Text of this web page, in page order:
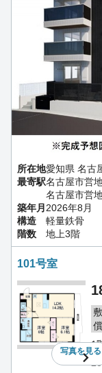
所在地愛知県 名古
最寄駅名古屋市営
名古屋市営
築年月 2026年8月
構造
軽量鉄骨
階数
地上3階
101号室
写真を見る
敷
償
1